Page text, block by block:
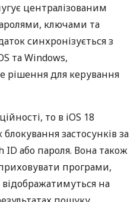
централізованим
ключами та
синхронізується з
та Windows,
для керування
то в iOS 18
блокування застосунків за
ID або пароля. Вона також
програми,
на